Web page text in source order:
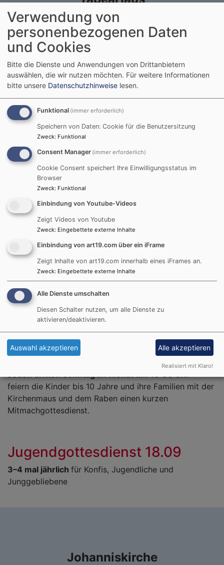
Tabea11
Gottesdienst für Langschläfer und Frühaufsteher,
Nacht-schwärmer und Tagträumer.
Lebendig – offen – lebensnah.
Jeden ersten Sonntag im Monat, 11:00 Uhr
(Ausnahme: Ferien)
Kirche Kunterbunt
feiern die Kinder bis 10 Jahre und ihre Familien mit der
Kirchenmaus und dem Raben einen kurzen
Mitmachgottesdienst.
Jugendgottesdienst 18.09
3–4 mal jährlich für Konfis, Jugendliche und
Junggebliebene
Johanniskirche
Verwendung von
personenbezogenen Daten
und Cookies
Bitte die Dienste und Anwendungen von Drittanbietern
auswählen, die wir nutzen möchten. Für weitere Informationen
bitte unsere Datenschutzhinweise lesen.
Funktional (immer erforderlich)
Speichern von Daten: Cookie für die Benutzersitzung
Zweck: Funktional
Consent Manager (immer erforderlich)
Cookie Consent speichert Ihre Einwilligungsstatus im
Browser
Zweck: Funktional
Einbindung von Youtube-Videos
Zeigt Videos von Youtube
Zweck: Eingebettete externe Inhalte
Einbindung von art19.com über ein iFrame
Zeigt Inhalte von art19.com innerhalb eines iFrames an.
Zweck: Eingebettete externe Inhalte
Alle Dienste umschalten
Diesen Schalter nutzen, um alle Dienste zu
aktivieren/deaktivieren.
Auswahl akzeptieren Alle akzeptieren
Realisiert mit Klaro!